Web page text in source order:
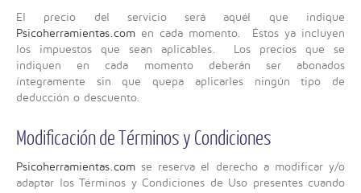
El precio del servicio será aquél que indique
Psicoherramientas.com en cada momento. Éstos ya incluyen
los impuestos que sean aplicables. Los precios que se
indiquen en cada momento deberán ser abonados
íntegramente sin que quepa aplicarles ningún tipo de
deducción o descuento.
Modificación de Términos y Condiciones
Psicoherramientas.com se reserva el derecho a modificar y/o
adaptar los Términos y Condiciones de Uso presentes cuando